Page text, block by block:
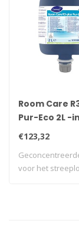
Room Care
Pur-Eco 2L
en
€123,32
voor het